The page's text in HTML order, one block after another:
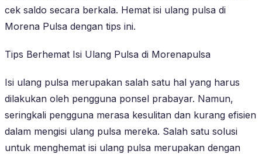
cek saldo secara berkala. Hemat isi ulang pulsa di
Morena Pulsa dengan tips ini.
Tips Berhemat Isi Ulang Pulsa di Morenapulsa
Isi ulang pulsa merupakan salah satu hal yang harus
dilakukan oleh pengguna ponsel prabayar. Namun,
seringkali pengguna merasa kesulitan dan kurang efisien
dalam mengisi ulang pulsa mereka. Salah satu solusi
untuk menghemat isi ulang pulsa merupakan dengan